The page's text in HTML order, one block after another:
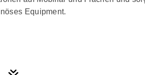
Equipment.